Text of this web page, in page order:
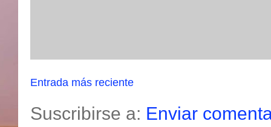
Entrada más reciente
Suscribirse a: Enviar